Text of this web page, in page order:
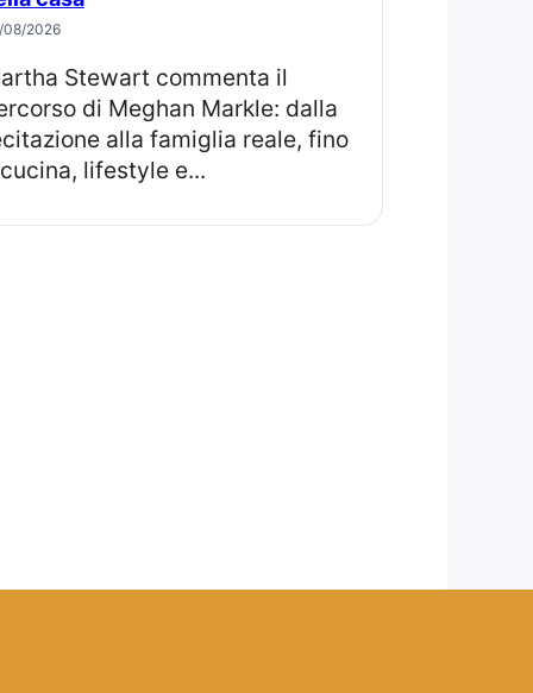
08/2026
di Meghan Markle: dalla
alla famiglia reale, fino
lifestyle e...